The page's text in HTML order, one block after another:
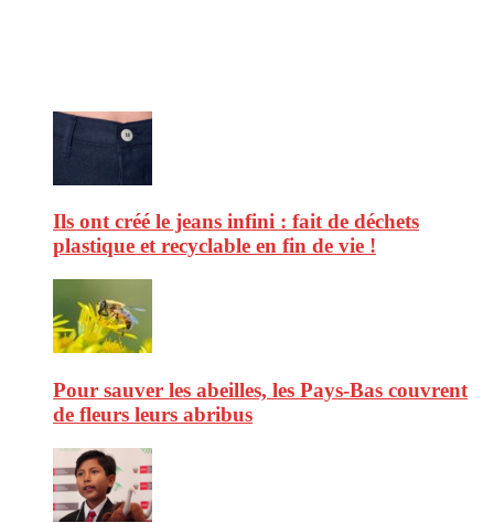
Ils ont créé le jeans infini : fait de déchets
plastique et recyclable en fin de vie !
Pour sauver les abeilles, les Pays-Bas couvrent
de fleurs leurs abribus